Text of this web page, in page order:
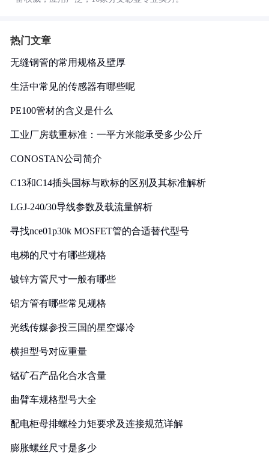
热门文章
无缝钢管的常用规格及壁厚
生活中常见的传感器有哪些呢
PE100管材的含义是什么
工业厂房载重标准：一平方米能承受多少公斤
CONOSTAN公司简介
C13和C14插头国标与欧标的区别及其标准解析
LGJ-240/30导线参数及载流量解析
寻找nce01p30k MOSFET管的合适替代型号
电梯的尺寸有哪些规格
镀锌方管尺寸一般有哪些
铝方管有哪些常见规格
光线传媒参投三国的星空爆冷
横担型号对应重量
锰矿石产品化合水含量
曲臂车规格型号大全
配电柜母排螺栓力矩要求及连接规范详解
膨胀螺丝尺寸是多少